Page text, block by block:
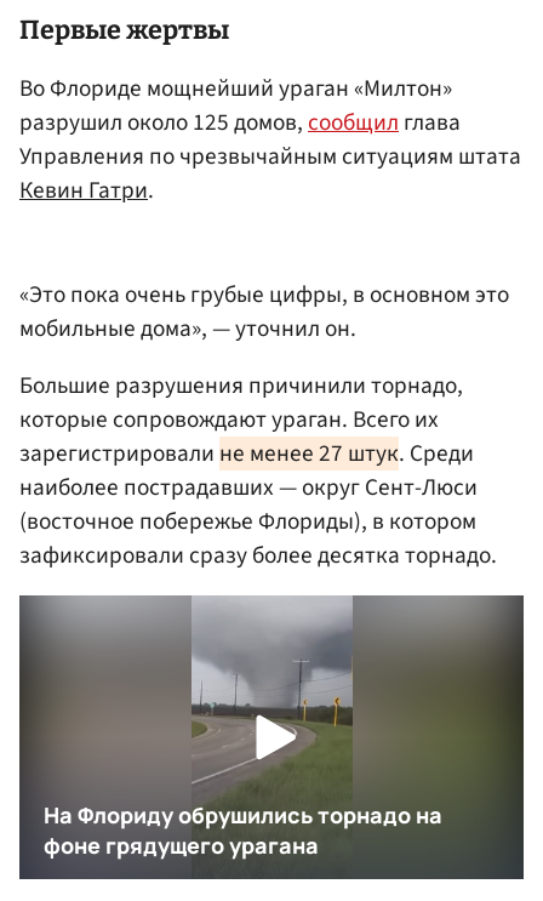
Первые жертвы
Во Флориде мощнейший ураган «Милтон»
разрушил около 125 домов,сообщилглава
Управления по чрезвычайным ситуациям штата
Кевин Гатри.
«Это пока очень грубые цифры, в основном это
мобильные дома», — уточнил он.
Большие разрушения причинили торнадо,
которые сопровождают ураган. Всего их
зарегистрировали не менее 27 штук. Среди
наиболее пострадавших — округ Сент-Люси
(восточное побережье Флориды), в котором
зафиксировали сразу более десятка торнадо.